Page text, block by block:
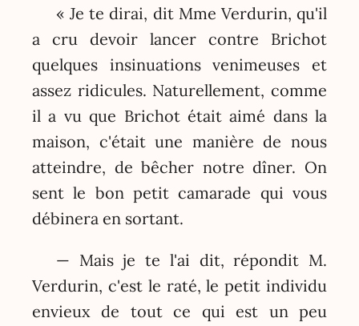
« Je te dirai, dit Mme Verdurin, qu'il
a cru devoir lancer contre Brichot
quelques insinuations venimeuses et
assez ridicules. Naturellement, comme
il a vu que Brichot était aimé dans la
maison, c'était une manière de nous
atteindre, de bêcher notre dîner. On
sent le bon petit camarade qui vous
débinera en sortant.
— Mais je te l'ai dit, répondit M.
Verdurin, c'est le raté, le petit individu
envieux de tout ce qui est un peu